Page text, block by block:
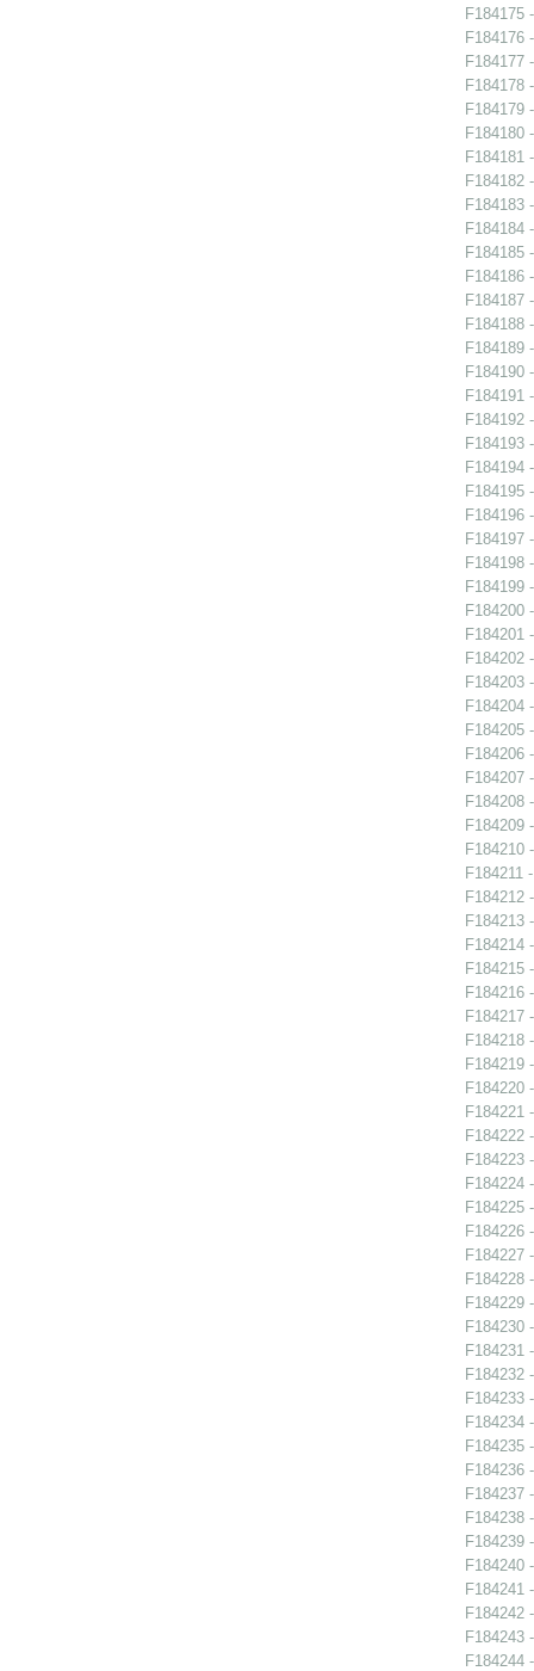
F184175
F184176
F184177
F184178
F184179
F184180
F184181
F184182
F184183
F184184
F184185
F184186
F184187
F184188
F184189
F184190
F184191
F184192
F184193
F184194
F184195
F184196
F184197
F184198
F184199
F184200
F184201
F184202
F184203
F184204
F184205
F184206
F184207
F184208
F184209
F184210
F184211
F184212
F184213
F184214
F184215
F184216
F184217
F184218
F184219
F184220
F184221
F184222
F184223
F184224
F184225
F184226
F184227
F184228
F184229
F184230
F184231
F184232
F184233
F184234
F184235
F184236
F184237
F184238
F184239
F184240
F184241
F184242
F184243
F184244